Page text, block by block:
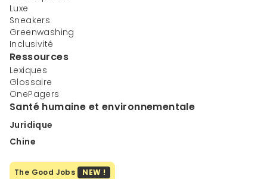
Luxe
Sneakers
Greenwashing
Inclusivité
Ressources
Lexiques
Glossaire
OnePagers
Santé humaine et environnementale
Juridique
Chine
The Good Jobs NEW !